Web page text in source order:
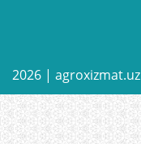
2026 | agroxizmat.uz